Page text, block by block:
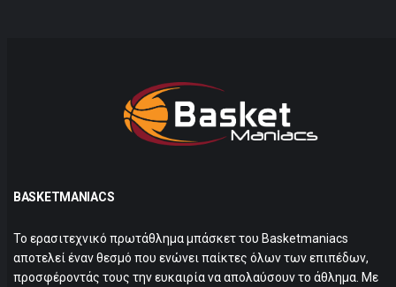
BASKETMANIACS
Το ερασιτεχνικό πρωτάθλημα μπάσκετ του Basketmaniacs
αποτελεί έναν θεσμό που ενώνει παίκτες όλων των επιπέδων,
προσφέροντάς τους την ευκαιρία να απολαύσουν το άθλημα. Με